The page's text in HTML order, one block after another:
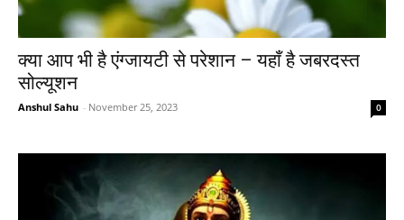
क्या आप भी है एंग्जायटी से परेशान – यहाँ है जबरदस्त
सोल्यूशन
Anshul Sahu - November 25, 2023 0